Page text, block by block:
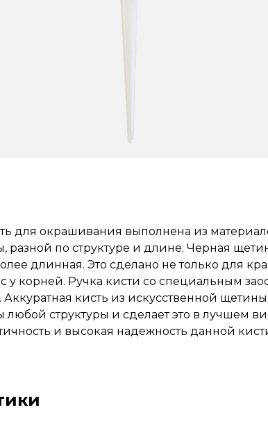
для окрашивания выполнена из
по структуре и длине. Черная
длинная. Это сделано не только для
у корней. Ручка кисти со специальным
кисть из искусственной щетины
любой структуры и сделает это в лучшем
и высокая надежность данной